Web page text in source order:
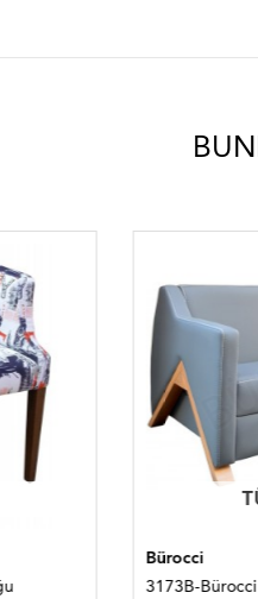
Bürocci
3173B-Bürocci İkili